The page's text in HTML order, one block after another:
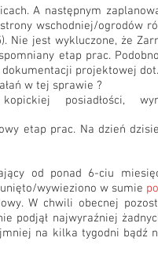
A następnym
wschodniej/ogrodów
Nie jest wykluczone, że
etap prac.
projektowej dot.
w tej sprawie ?
posiadłości,
etap prac. Na dzień
od ponad 6-ciu
wywieziono w sumie
W chwili obecnej
podjął najwyraźniej
na kilka tygodni bądź